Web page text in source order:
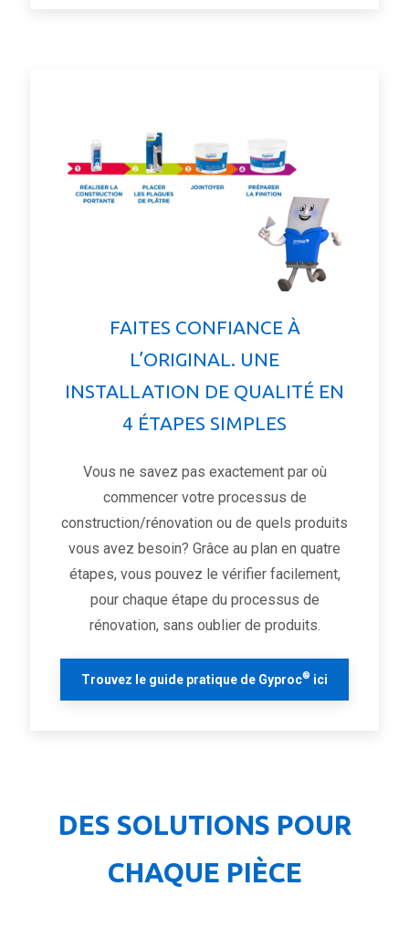
FAITES CONFIANCE À
L’ORIGINAL. UNE
INSTALLATION DE QUALITÉ EN
4 ÉTAPES SIMPLES
Vous ne savez pas exactement par où
commencer votre processus de
construction/rénovation ou de quels produits
vous avez besoin? Grâce au plan en quatre
étapes, vous pouvez le vérifier facilement,
pour chaque étape du processus de
rénovation, sans oublier de produits.
Trouvez le guide pratique de Gyproc® ici
DES SOLUTIONS POUR
CHAQUE PIÈCE